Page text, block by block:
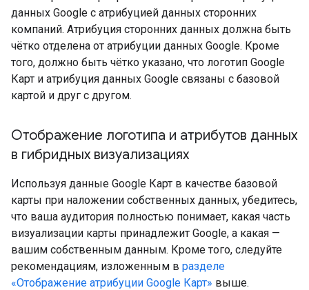
данных Google с атрибуцией данных сторонних
компаний. Атрибуция сторонних данных должна быть
чётко отделена от атрибуции данных Google. Кроме
того, должно быть чётко указано, что логотип Google
Карт и атрибуция данных Google связаны с базовой
картой и друг с другом.
Отображение логотипа и атрибутов данных
в гибридных визуализациях
Используя данные Google Карт в качестве базовой
карты при наложении собственных данных, убедитесь,
что ваша аудитория полностью понимает, какая часть
визуализации карты принадлежит Google, а какая —
вашим собственным данным. Кроме того, следуйте
рекомендациям, изложенным в разделе
«Отображение атрибуции Google Карт» выше.